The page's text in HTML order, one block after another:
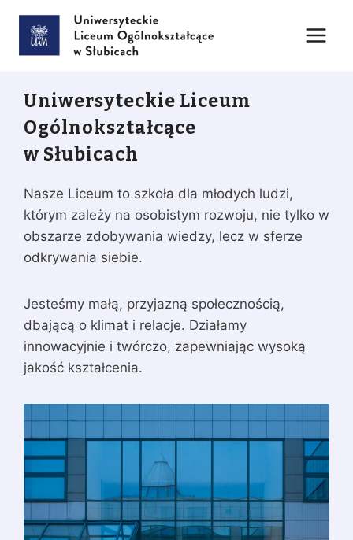
treści
Uniwersyteckie Liceum
Ogólnokształcące
w Słubicach
Nasze Liceum to szkoła dla młodych ludzi,
którym zależy na osobistym rozwoju, nie tylko w
obszarze zdobywania wiedzy, lecz w sferze
odkrywania siebie.
Jesteśmy małą, przyjazną społecznością,
dbającą o klimat i relacje. Działamy
innowacyjnie i twórczo, zapewniając wysoką
jakość kształcenia.